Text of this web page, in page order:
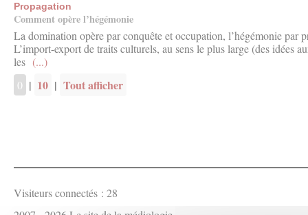
Propagation
Comment opère l’hégémonie
La domination opère par conquête et occupation, l’hégémonie par
L’import-export de traits culturels, au sens le plus large (des idées
les (...)
0 | 10 | Tout afficher
Visiteurs connectés : 28